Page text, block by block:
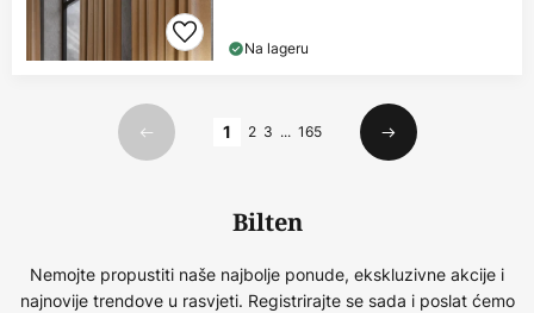
Na lageru
Prethodno
1 2 3 ... 165
Sljedeći
Bilten
Nemojte propustiti naše najbolje ponude, ekskluzivne akcije i
najnovije trendove u rasvjeti. Registrirajte se sada i poslat ćemo